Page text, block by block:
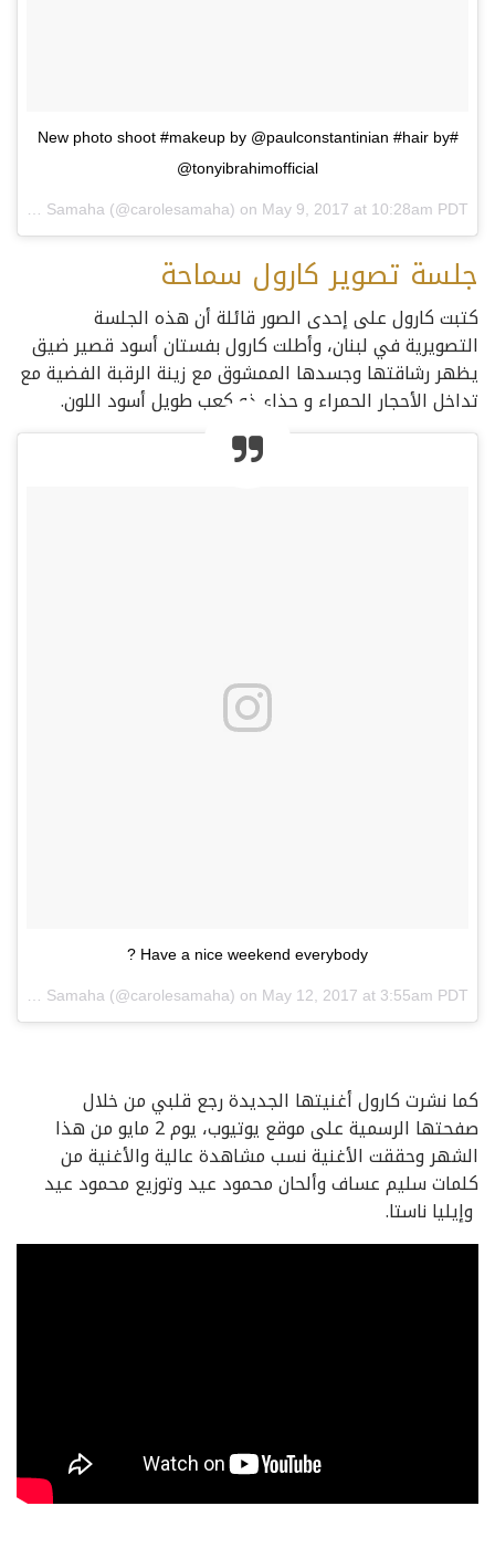
#New photo shoot #makeup by @paulconstantinian #hair by
@tonyibrahimofficial
May 9, 2017 at 10:28am PDT
جلسة تصوير كارول سماحة
كتبت كارول على إحدى الصور قائلة أن هذه الجلسة
التصويرية في لبنان، وأطلت كارول بفستان أسود قصير ضيق
يظهر رشاقتها وجسدها الممشوق مع زينة الرقبة الفضية مع
تداخل الأحجار الحمراء و حذاء ذو كعب طويل أسود اللون.
Have a nice weekend everybody ?
May 12, 2017 at 3:55am PDT
كما نشرت كارول أغنيتها الجديدة رجع قلبي من خلال
صفحتها الرسمية على موقع يوتيوب، يوم 2 مايو من هذا
الشهر وحققت الأغنية نسب مشاهدة عالية والأغنية من
كلمات سليم عساف وألحان محمود عيد وتوزيع محمود عيد
وإيليا ناستا.